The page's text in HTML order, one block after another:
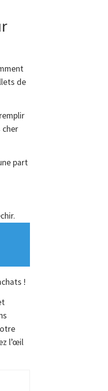
de
cher
part
!
l’œil